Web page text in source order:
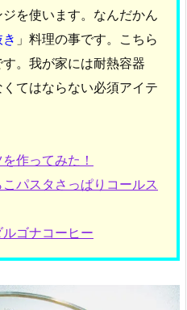
を使います。なんだかん
」料理の事です。こちら
。我が家には耐熱容器
くてはならない必須アイテ
作ってみた！
パスタさっぱりコールス
ゴナコーヒー